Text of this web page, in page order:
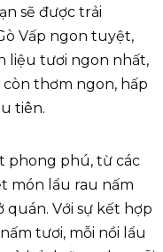
sẽ được trải
Vấp ngon tuyệt,
liệu tươi ngon nhất,
thơm ngon, hấp
tiên.
phong phú, từ các
món lẩu rau nấm
quán. Với sự kết hợp
tươi, mỗi nồi lẩu